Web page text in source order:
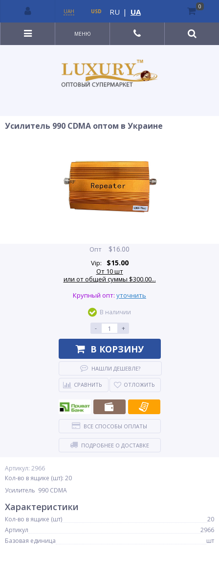
МЕНЮ
Усилитель 990 CDMA оптом в Украине
Артикул: 2966
Кол-во в ящике (шт): 20
Усилитель 990 CDMA
Опт $16.00
Vip: $15.00
От 10 шт
или от общей суммы $300.00...
Крупный опт: уточнить
В наличии
-
+
В КОРЗИНУ
НАШЛИ ДЕШЕВЛЕ?
СРАВНИТЬ ОТЛОЖИТЬ
ВСЕ СПОСОБЫ ОПЛАТЫ
ПОДРОБНЕЕ О ДОСТАВКЕ
Характеристики
Кол-во в ящике (шт)
20
Артикул
2966
Базовая единица
шт
UAH USD RU | UA
0